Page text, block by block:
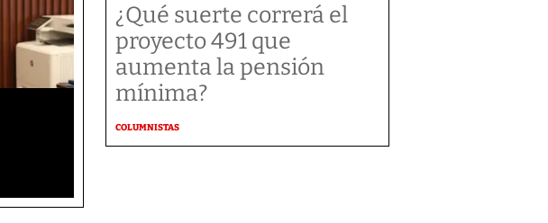
¿Qué suerte correrá el
proyecto 491 que
aumenta la pensión
mínima?
COLUMNISTAS